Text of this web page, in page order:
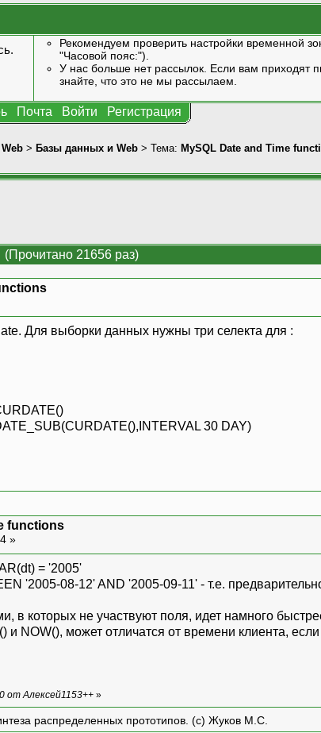
.
Рекомендуем проверить настройки временной
"Часовой пояс:").
У нас больше нет рассылок. Если вам приходят
знайте, что это не мы рассылаем.
Почта Войти Регистрация
Web > Базы данных и Web > Тема: MySQL Date and Time
21656 раз)
Для выборки данных нужны три селекта для :
30 DAY)
functions
»
= '2005'
'2005-08-12' AND '2005-09-11' - т.е.
в которых не участвуют поля, идет намного
и NOW(), может отличатся от времени клиента,
от Алексей1153++ »
распределенных прототипов. (с) Жуков М.С.